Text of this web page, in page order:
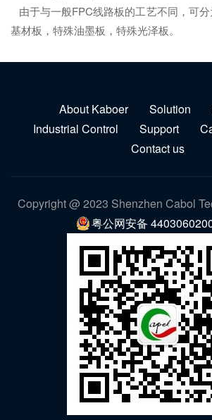
由于与一般FPC线路板的工艺不同，可
基材板，特殊油墨板，特殊光泽板。
About Kaboer Solution
Industrial Control
Support
Contact us
Copyright @ 2023 Shenzhen Cabol
粤公网安备